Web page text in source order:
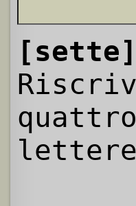
[sette]
lettere